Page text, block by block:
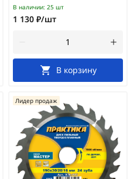
В наличии: 25 шт
1 130 ₽/шт
В корзину
Лидер продаж